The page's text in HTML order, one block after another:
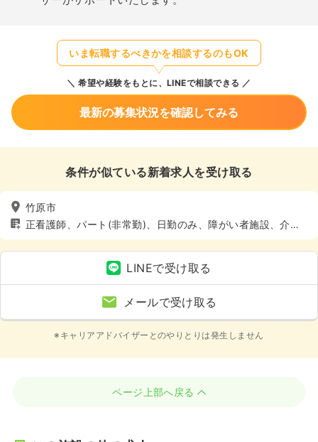
いま転職するべきかを相談するのもOK
希望や経験をもとに、LINEで相談できる
最新の募集状況を確認してみる
条件が似ている新着求人を受け取る
竹原市
正看護師、パート(非常勤)、日勤のみ、障がい者施設、介
護・福祉系、4週8休以上
LINEで受け取る
メールで受け取る
※キャリアアドバイザーとのやりとりは発生しません
ページ上部へ戻る